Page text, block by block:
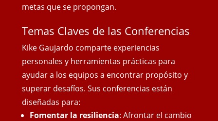
metas que se propongan.
Temas Claves de las Conferencias
Kike Gaujardo comparte experiencias
personales y herramientas prácticas para
ayudar a los equipos a encontrar propósito y
superar desafíos. Sus conferencias están
diseñadas para:
Fomentar la resiliencia: Afrontar el cambio